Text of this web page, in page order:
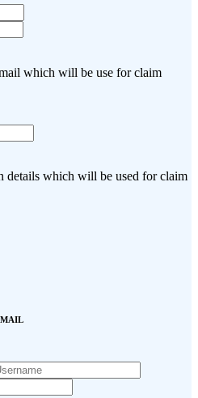
which will be use for claim
details which will be used for claim